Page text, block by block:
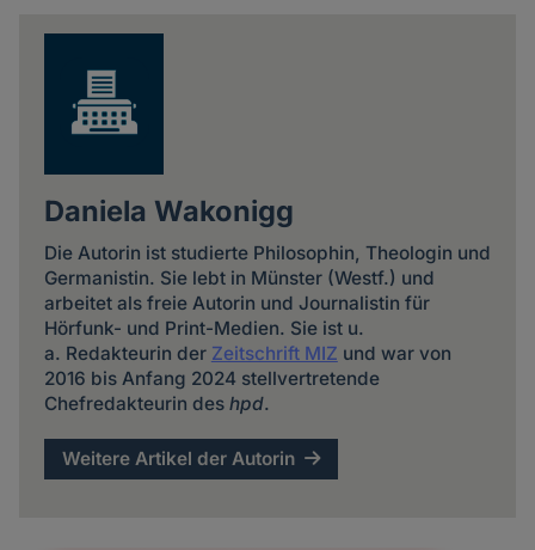
Daniela Wakonigg
Die Autorin ist studierte Philosophin, Theologin und
Germanistin. Sie lebt in Münster (Westf.) und
arbeitet als freie Autorin und Journalistin für
Hörfunk- und Print-Medien. Sie ist u.
a. Redakteurin der Zeitschrift MIZ und war von
2016 bis Anfang 2024 stellvertretende
Chefredakteurin des hpd.
Weitere Artikel der Autorin